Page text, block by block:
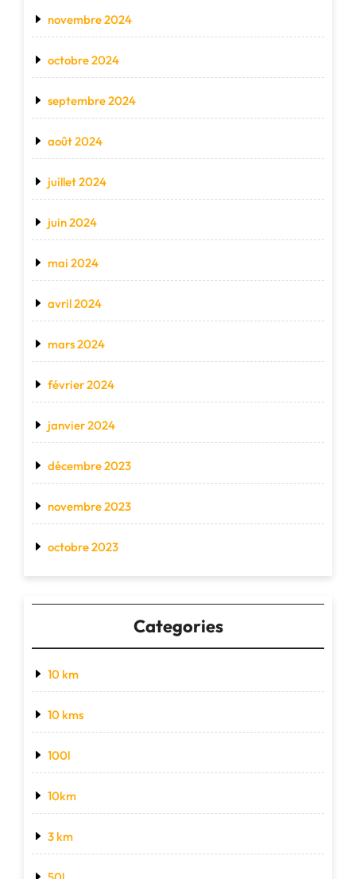
novembre 2024
octobre 2024
septembre 2024
août 2024
juillet 2024
juin 2024
mai 2024
avril 2024
mars 2024
février 2024
janvier 2024
décembre 2023
novembre 2023
octobre 2023
Categories
10 km
10 kms
100l
10km
3 km